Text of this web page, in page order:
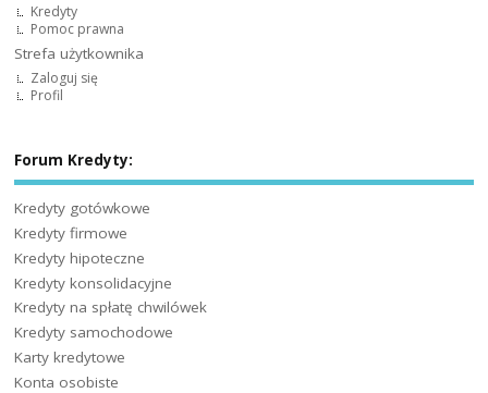
Kredyty
Pomoc prawna
Strefa użytkownika
Zaloguj się
Profil
Forum Kredyty:
Kredyty gotówkowe
Kredyty firmowe
Kredyty hipoteczne
Kredyty konsolidacyjne
Kredyty na spłatę chwilówek
Kredyty samochodowe
Karty kredytowe
Konta osobiste